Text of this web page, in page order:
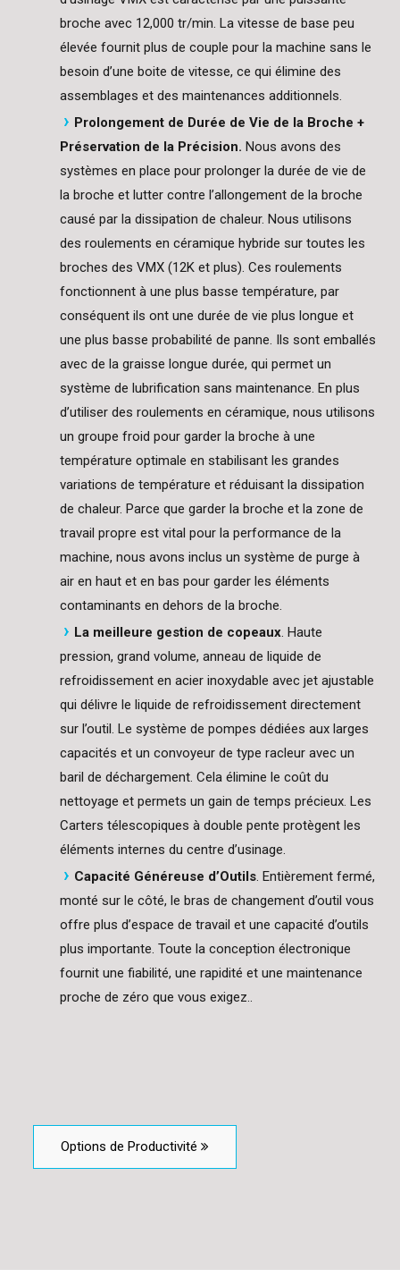
broche avec 12,000 tr/min. La vitesse de base peu
élevée fournit plus de couple pour la machine sans le
besoin d’une boite de vitesse, ce qui élimine des
assemblages et des maintenances additionnels.
Prolongement de Durée de Vie de la Broche +
Préservation de la Précision. Nous avons des
systèmes en place pour prolonger la durée de vie de
la broche et lutter contre l’allongement de la broche
causé par la dissipation de chaleur. Nous utilisons
des roulements en céramique hybride sur toutes les
broches des VMX (12K et plus). Ces roulements
fonctionnent à une plus basse température, par
conséquent ils ont une durée de vie plus longue et
une plus basse probabilité de panne. Ils sont emballés
avec de la graisse longue durée, qui permet un
système de lubrification sans maintenance. En plus
d’utiliser des roulements en céramique, nous utilisons
un groupe froid pour garder la broche à une
température optimale en stabilisant les grandes
variations de température et réduisant la dissipation
de chaleur. Parce que garder la broche et la zone de
travail propre est vital pour la performance de la
machine, nous avons inclus un système de purge à
air en haut et en bas pour garder les éléments
contaminants en dehors de la broche.
La meilleure gestion de copeaux . Haute
pression, grand volume, anneau de liquide de
refroidissement en acier inoxydable avec jet ajustable
qui délivre le liquide de refroidissement directement
sur l’outil. Le système de pompes dédiées aux larges
capacités et un convoyeur de type racleur avec un
baril de déchargement. Cela élimine le coût du
nettoyage et permets un gain de temps précieux. Les
Carters télescopiques à double pente protègent les
éléments internes du centre d’usinage.
Capacité Généreuse d’Outils . Entièrement fermé,
monté sur le côté, le bras de changement d’outil vous
offre plus d’espace de travail et une capacité d’outils
plus importante. Toute la conception électronique
fournit une fiabilité, une rapidité et une maintenance
proche de zéro que vous exigez..
Options de Productivité